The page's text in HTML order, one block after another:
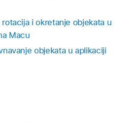
videozapisa i zvučnih zapisa
slajdovima pogledajte
podrške.
audio zapise na više
i okretanje objekata u
Macu
objekata u aplikaciji